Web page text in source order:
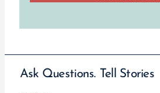
Ask Questions. Tell Stories